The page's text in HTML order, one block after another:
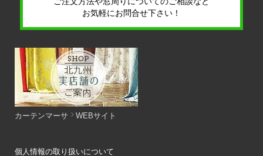
お気軽にお問合せ下さい！
カーテンマーサ WEBサイト
個人情報の取り扱いについて